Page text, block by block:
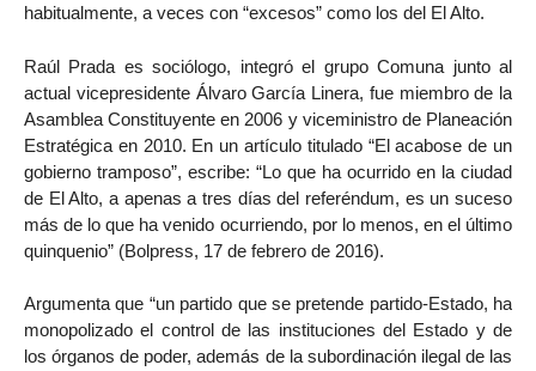
habitualmente, a veces con “excesos” como los del El Alto.
Raúl Prada es sociólogo, integró el grupo Comuna junto al
actual vicepresidente Álvaro García Linera, fue miembro de la
Asamblea Constituyente en 2006 y viceministro de Planeación
Estratégica en 2010. En un artículo titulado “El acabose de un
gobierno tramposo”, escribe: “Lo que ha ocurrido en la ciudad
de El Alto, a apenas a tres días del referéndum, es un suceso
más de lo que ha venido ocurriendo, por lo menos, en el último
quinquenio” (Bolpress, 17 de febrero de 2016).
Argumenta que “un partido que se pretende partido-Estado, ha
monopolizado el control de las instituciones del Estado y de
los órganos de poder, además de la subordinación ilegal de las